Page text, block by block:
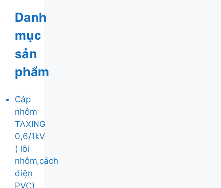
Danh
mục
sản
phẩm
Cáp
nhôm
TAXING
0,6/1kV
( lõi
nhôm,cách
điện
PVC)